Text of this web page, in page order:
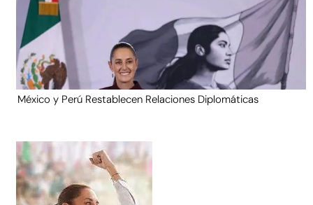
México y Perú Restablecen Relaciones Diplomáticas